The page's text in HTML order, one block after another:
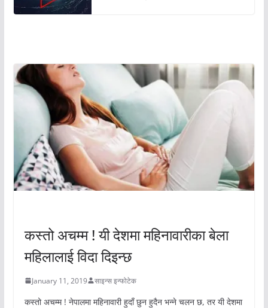
कस्तो अचम्म ! यी देशमा महिनावारीका बेला
महिलालाई विदा दिइन्छ
January 11, 2019 साइन्स इन्फोटेक
कस्तो अचम्म ! नेपालमा महिनावारी हुदाँ छुन हुदैन भन्ने चलन छ, तर यी देशमा